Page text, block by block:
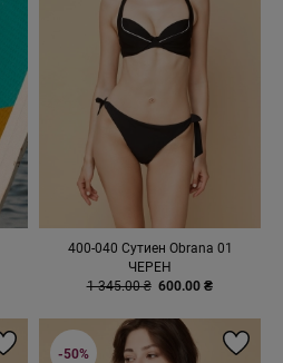
400-040 Сутиен Obrana 01
ЧЕРЕН
1 345.00 ₴ 600.00 ₴
-50%